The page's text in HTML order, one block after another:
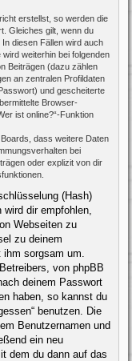
erstellst, so werden die
Gleiches gilt, wenn du
diesen Fällen wird auch
weiterhin bei folgenden
Beiträgen (dazu zählen
an zentralen Profildaten
und gescheiterte
Browser-
ist online?“-Funktion
dass weitere Daten
bei
oder explizit von dir
(Hash)
dir empfohlen,
Webseiten zu
zu deinem
sorgsam um.
von phpBB
deinem Passwort
haben, so kannst du
benutzen. Die
Benutzernamen und
ein neu
dem du dann auf das